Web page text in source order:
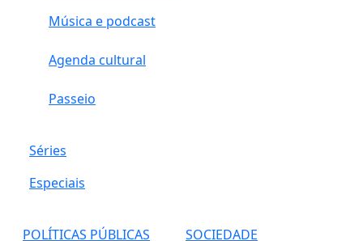
Música e podcast
Agenda cultural
Passeio
Séries
Especiais
POLÍTICAS PÚBLICAS SOCIEDADE